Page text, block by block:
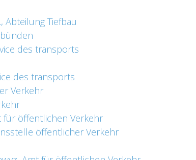
Tiefbau
des transports
des transports
Verkehr
für öffentlichen Verkehr
öffentlicher Verkehr